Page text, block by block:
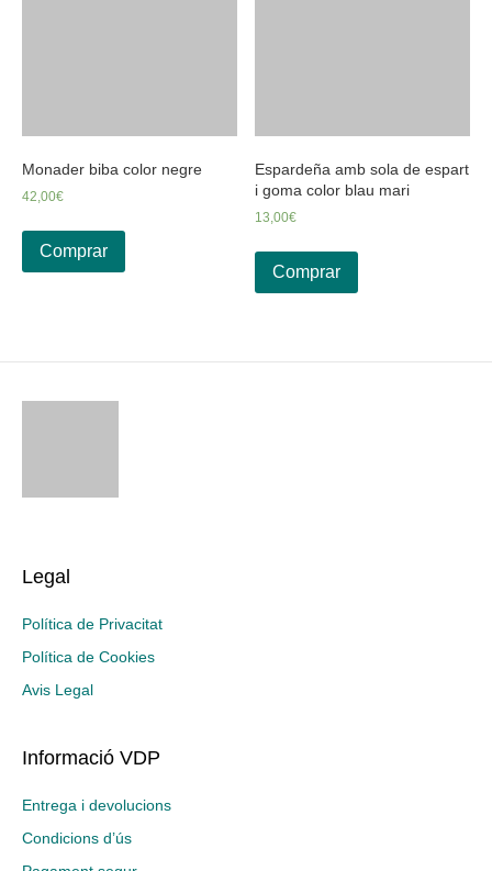
Monader biba color negre
42,00€
Comprar
Espardeña amb sola de espart
i goma color blau mari
13,00€
Comprar
Legal
Política de Privacitat
Política de Cookies
Avis Legal
Informació VDP
Entrega i devolucions
Condicions d’ús